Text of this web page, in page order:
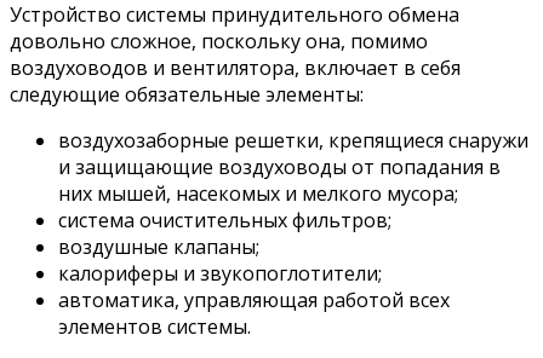
Устройство системы принудительного обмена
довольно сложное, поскольку она, помимо
воздуховодов и вентилятора, включает в себя
следующие обязательные элементы:
воздухозаборные решетки, крепящиеся снаружи
и защищающие воздуховоды от попадания в
них мышей, насекомых и мелкого мусора;
система очистительных фильтров;
воздушные клапаны;
калориферы и звукопоглотители;
автоматика, управляющая работой всех
элементов системы.